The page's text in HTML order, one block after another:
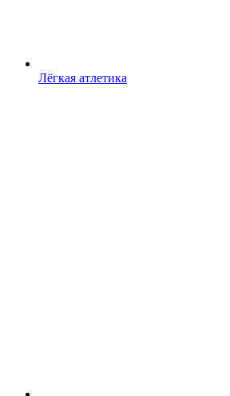
Лёгкая атлетика